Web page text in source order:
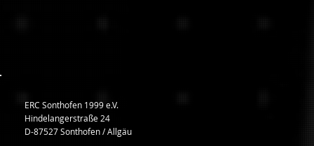
ERC Sonthofen 1999 e.V.
Hindelangerstraße 24
D-87527 Sonthofen / Allgäu